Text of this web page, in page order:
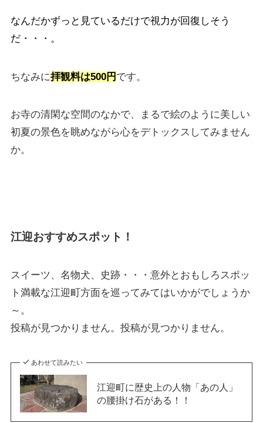
なんだかずっと見ているだけで視力が回復しそう
だ・・・。
ちなみに拝観料は500円 です。
お寺の清閑な空間のなかで、まるで絵のように美しい
初夏の景色を眺めながら心をデトックスしてみません
か。
江迎おすすめスポット！
スイーツ、名物犬、史跡・・・意外とおもしろスポッ
ト満載な江迎町方面を巡ってみてはいかがでしょうか
～。
投稿が見つかりません。投稿が見つかりません。
あわせて読みたい
江迎町に歴史上の人物「あの人」
の腰掛け石がある！！